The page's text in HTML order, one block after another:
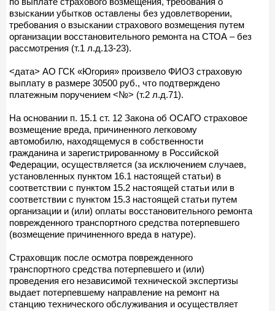
взыскании убытков оставлены без удовлетворении,
требования о взыскании страхового возмещения путем
организации восстановительного ремонта на СТОА – без
рассмотрения (т.1 л.д.13-23).
<дата> АО ГСК «Югория» произвело ФИО3 страховую
выплату в размере 30500 руб., что подтверждено
платежным поручением <№> (т.2 л.д.71).
На основании п. 15.1 ст. 12 Закона об ОСАГО страховое
возмещение вреда, причиненного легковому
автомобилю, находящемуся в собственности
гражданина и зарегистрированному в Российской
Федерации, осуществляется (за исключением случаев,
установленных пунктом 16.1 настоящей статьи) в
соответствии с пунктом 15.2 настоящей статьи или в
соответствии с пунктом 15.3 настоящей статьи путем
организации и (или) оплаты восстановительного ремонта
поврежденного транспортного средства потерпевшего
(возмещение причиненного вреда в натуре).
Страховщик после осмотра поврежденного
транспортного средства потерпевшего и (или)
проведения его независимой технической экспертизы
выдает потерпевшему направление на ремонт на
станцию технического обслуживания и осуществляет